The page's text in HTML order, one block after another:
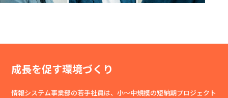
成長を促す環境づくり
情報システム事業部の若手社員は、小～中規模の短納期プロジェクト